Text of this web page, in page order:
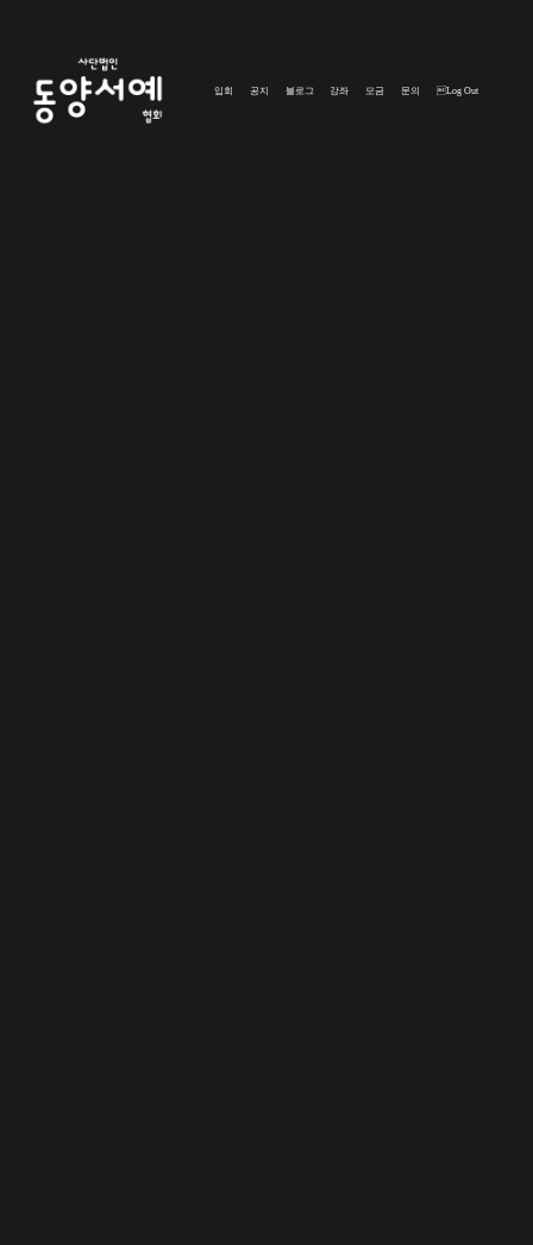
입회 공지 블로그 강좌 모금 문의 Log Out